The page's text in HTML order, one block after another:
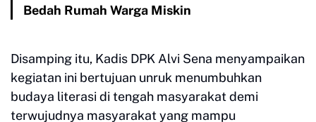
Bedah Rumah Warga Miskin
Disamping itu, Kadis DPK Alvi Sena menyampaikan
kegiatan ini bertujuan unruk menumbuhkan
budaya literasi di tengah masyarakat demi
terwujudnya masyarakat yang mampu